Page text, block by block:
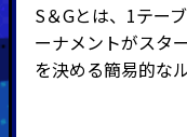
S＆Gとは、1テー
ーナメントがスタ
を決める簡易的な